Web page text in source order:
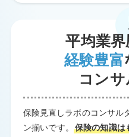
平均業
経験豊富
コンサ
保険見直しラボのコンサル
ン揃いです。
保険の知識は